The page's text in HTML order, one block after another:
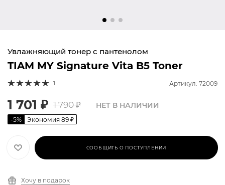
Увлажняющий тонер с пантенолом
TIAM MY Signature Vita B5 Toner
1 Артикул: 72009
1 701 ₽ 1 790₽
-5% Экономия 89 ₽
НЕТ В НАЛИЧИИ
СООБЩИТЬ О ПОСТУПЛЕНИИ
Хочу в подарок